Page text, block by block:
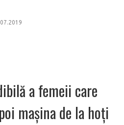
a femeii care
mașina de la hoți